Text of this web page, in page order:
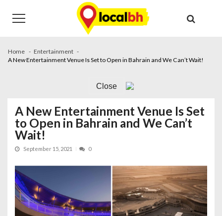
navigation
content
Home
Entertainment
A New Entertainment Venue Is Set to Open in Bahrain and We Can’t Wait!
Close
A New Entertainment Venue Is Set
to Open in Bahrain and We Can’t
Wait!
September 15, 2021 0